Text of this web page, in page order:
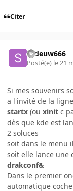
Citer
sedeuw666
Posté(e) le 21
Si mes souvenirs
a l'invité de la
startx (ou xinit c
dès que kde est
2 soluces
soit dans le menu
soit elle lance une
drakconf&
Dans le premier
automatique